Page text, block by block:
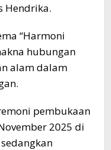
Hendrika.
“Harmoni
hubungan
alam dalam
pembukaan
2025 di